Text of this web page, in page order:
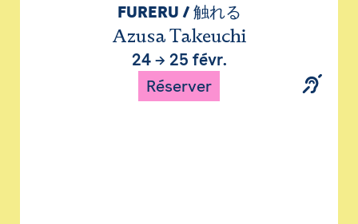
FURERU / 触れる
Azusa Takeuchi
24→ 25 févr.
Réserver